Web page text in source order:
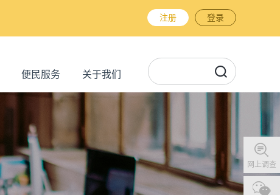
注册 登录
便民服务 关于我们
网上调查